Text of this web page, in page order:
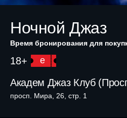
Ночной Джаз
Время бронирования для
18+ e
Академ Джаз Клуб
просп. Мира, 26, стр. 1